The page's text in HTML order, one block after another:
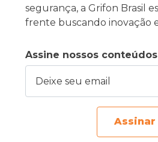
segurança, a Grifon Brasil
frente buscando inovação
Assine nossos conteúdos
Assinar